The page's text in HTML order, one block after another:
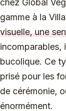
chez Global
gamme à la
visuelle, une
incomparables,
bucolique. Ce
prisé pour les
de cérémonie,
énormément.